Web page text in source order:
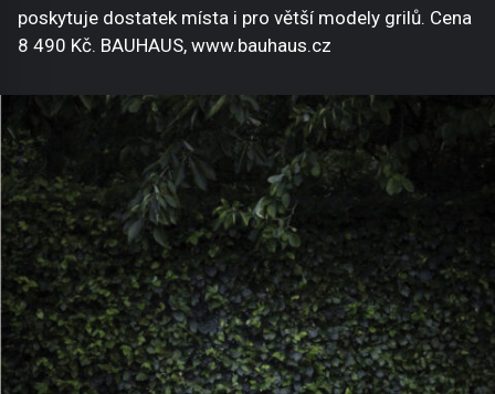
poskytuje dostatek místa i pro větší modely grilů. Cena
8 490 Kč. BAUHAUS, www.bauhaus.cz